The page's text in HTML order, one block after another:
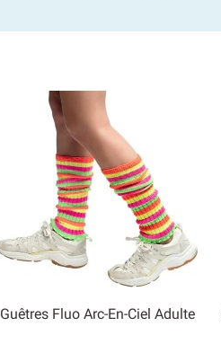
Guêtres Fluo Arc-En-Ciel Adulte